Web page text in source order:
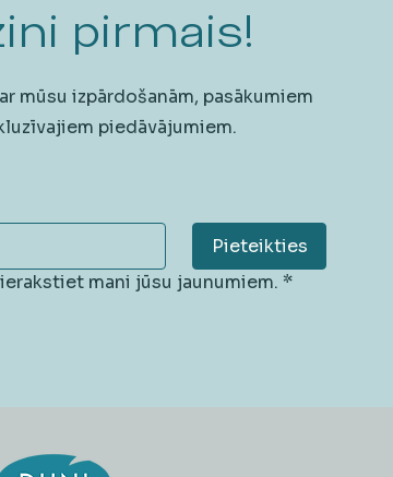
pirmais!
mūsu izpārdošanām, pasākumiem
piedāvājumiem.
Pieteikties
mani jūsu jaunumiem. *